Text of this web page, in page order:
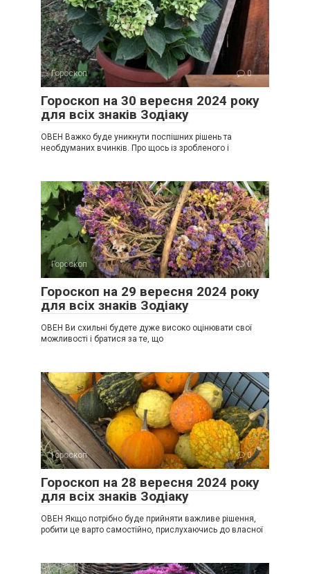
Гороскоп 0
Гороскоп на 30 вересня 2024 року
для всіх знаків Зодіаку
ОВЕН Важко буде уникнути поспішних рішень та
необдуманих вчинків. Про щось із зробленого і
Гороскоп 0
Гороскоп на 29 вересня 2024 року
для всіх знаків Зодіаку
ОВЕН Ви схильні будете дуже високо оцінювати свої
можливості і братися за те, що
Гороскоп 0
Гороскоп на 28 вересня 2024 року
для всіх знаків Зодіаку
ОВЕН Якщо потрібно буде прийняти важливе рішення,
робити це варто самостійно, прислухаючись до власної